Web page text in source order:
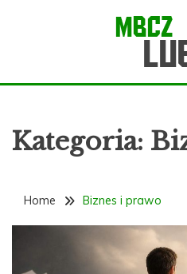
MBCZ
Kategoria:
Home Biznes i prawo